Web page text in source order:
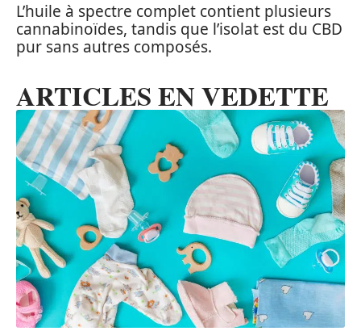
L’huile à spectre complet contient plusieurs
cannabinoïdes, tandis que l’isolat est du CBD
pur sans autres composés.
ARTICLES EN VEDETTE